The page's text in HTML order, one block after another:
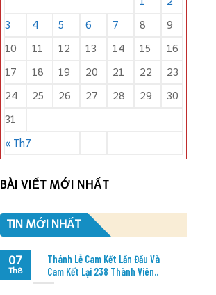
« Th7
3
4 5 6 7 8
9
10
11 12 13 14 15
16
17
18 19 20 21 22
23
24
25 26 27 28 29
30
31
BÀI VIẾT MỚI NHẤT
TIN MỚI NHẤT
Thánh Lễ Cam Kết Lần Đầu Và
Cam Kết Lại 238 Thành Viên..
07
Th8